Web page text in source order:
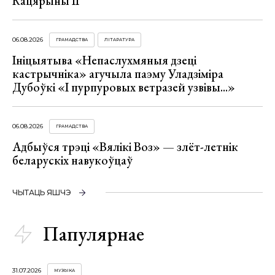
06.08.2026 ГРАМАДСТВА ЛІТАРАТУРА
Ініцыятыва «Непаслухмяныя дзеці
кастрычніка» агучыла паэму Уладзіміра
Дубоўкі «І пурпуровых ветразей узвівы...»
06.08.2026 ГРАМАДСТВА
Адбыўся трэці «Вялікі Воз» — злёт-летнік
беларускіх навукоўцаў
ЧЫТАЦЬ ЯШЧЭ
Папулярнае
31.07.2026 МУЗЫКА